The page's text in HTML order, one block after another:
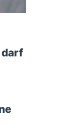
darf